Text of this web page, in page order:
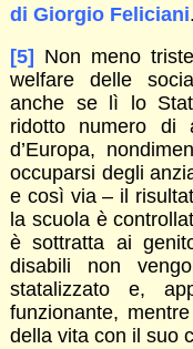
di Giorgio Feliciani.
[5]
Non meno
welfare delle
anche se lì lo
ridotto numero di
d’Europa,
occuparsi degli
e così via – il
la scuola è
è sottratta ai
disabili non
statalizzato e,
funzionante,
della vita con il suo